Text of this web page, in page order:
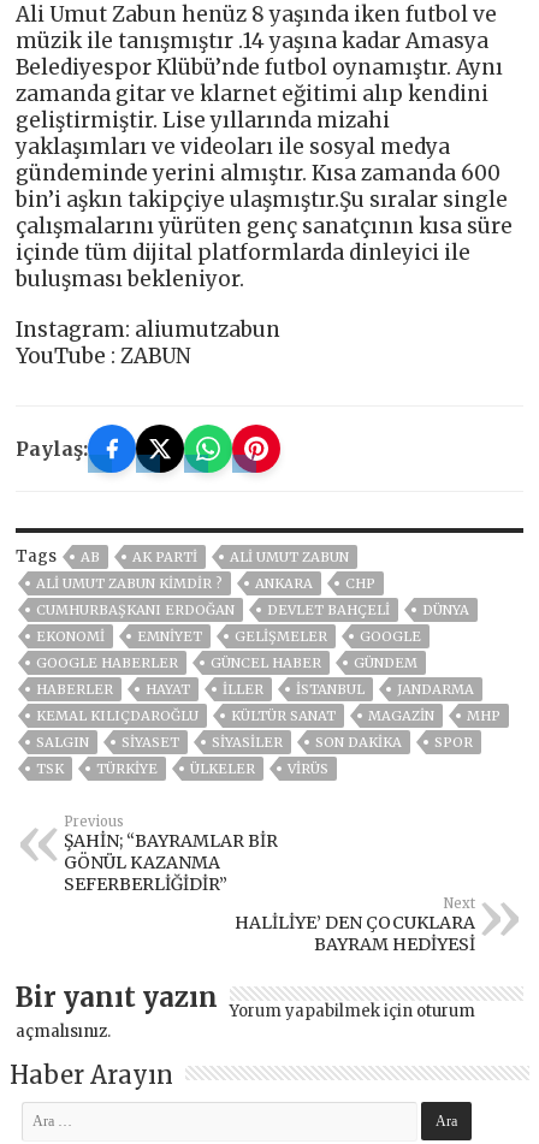
Ali Umut Zabun henüz 8 yaşında iken futbol ve
müzik ile tanışmıştır .14 yaşına kadar Amasya
Belediyespor Klübü’nde futbol oynamıştır. Aynı
zamanda gitar ve klarnet eğitimi alıp kendini
geliştirmiştir. Lise yıllarında mizahi
yaklaşımları ve videoları ile sosyal medya
gündeminde yerini almıştır. Kısa zamanda 600
bin’i aşkın takipçiye ulaşmıştır.Şu sıralar single
çalışmalarını yürüten genç sanatçının kısa süre
içinde tüm dijital platformlarda dinleyici ile
buluşması bekleniyor.
Instagram: aliumutzabun
YouTube : ZABUN
Paylaş:
Tags AB AK PARTİ
ALI UMUT ZABUN
ALI UMUT ZABUN KIMDIR ?
ANKARA
CHP
CUMHURBAŞKANI ERDOĞAN
DEVLET BAHÇELİ
DÜNYA
EKONOMİ
EMNİYET GELIŞMELER
GOOGLE
GOOGLE HABERLER
GÜNCEL HABER
GÜNDEM
HABERLER
HAYAT İLLER ISTANBUL
JANDARMA
KEMAL KILIÇDAROĞLU
KÜLTÜR SANAT MAGAZİN
MHP
SALGIN
SİYASET SİYASİLER SON DAKIKA
SPOR
TSK
TÜRKİYE ÜLKELER VIRÜS
Previous
ŞAHİN; “BAYRAMLAR BİR
GÖNÜL KAZANMA
SEFERBERLİĞİDİR”
Next
HALİLİYE’ DEN ÇOCUKLARA
BAYRAM HEDİYESİ
Bir yanıt yazın Yorum yapabilmek için oturum
açmalısınız.
Haber Arayın